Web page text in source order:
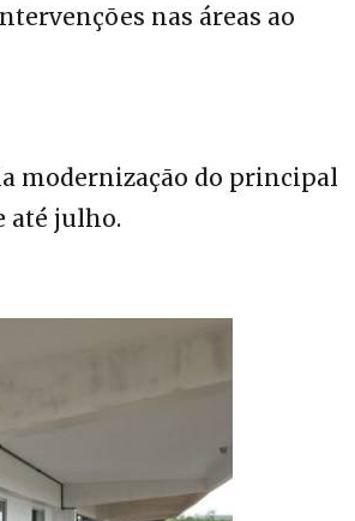
nas áreas ao
modernização do principal
até julho.